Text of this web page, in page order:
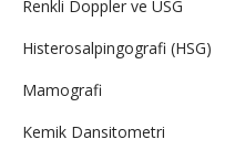
Renkli Doppler ve USG
Histerosalpingografi (HSG)
Mamografi
Kemik Dansitometri